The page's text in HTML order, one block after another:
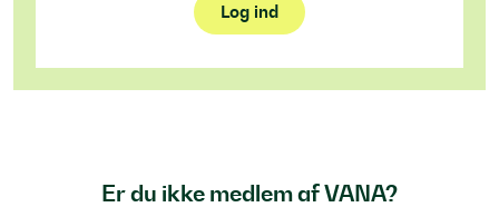
Log ind
Er du ikke medlem af VANA?